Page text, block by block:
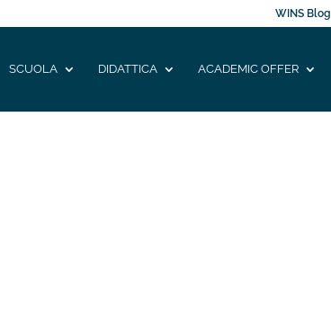
WINS Blog
SCUOLA DIDATTICA ACADEMIC OFFER